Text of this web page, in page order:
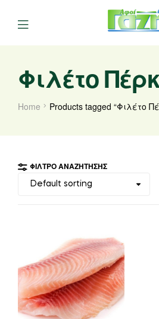
Φιλέτο
Home Products tagged “Φιλέτο
ΦΊΛΤΡΟ ΑΝΑΖΉΤΗΣΗΣ